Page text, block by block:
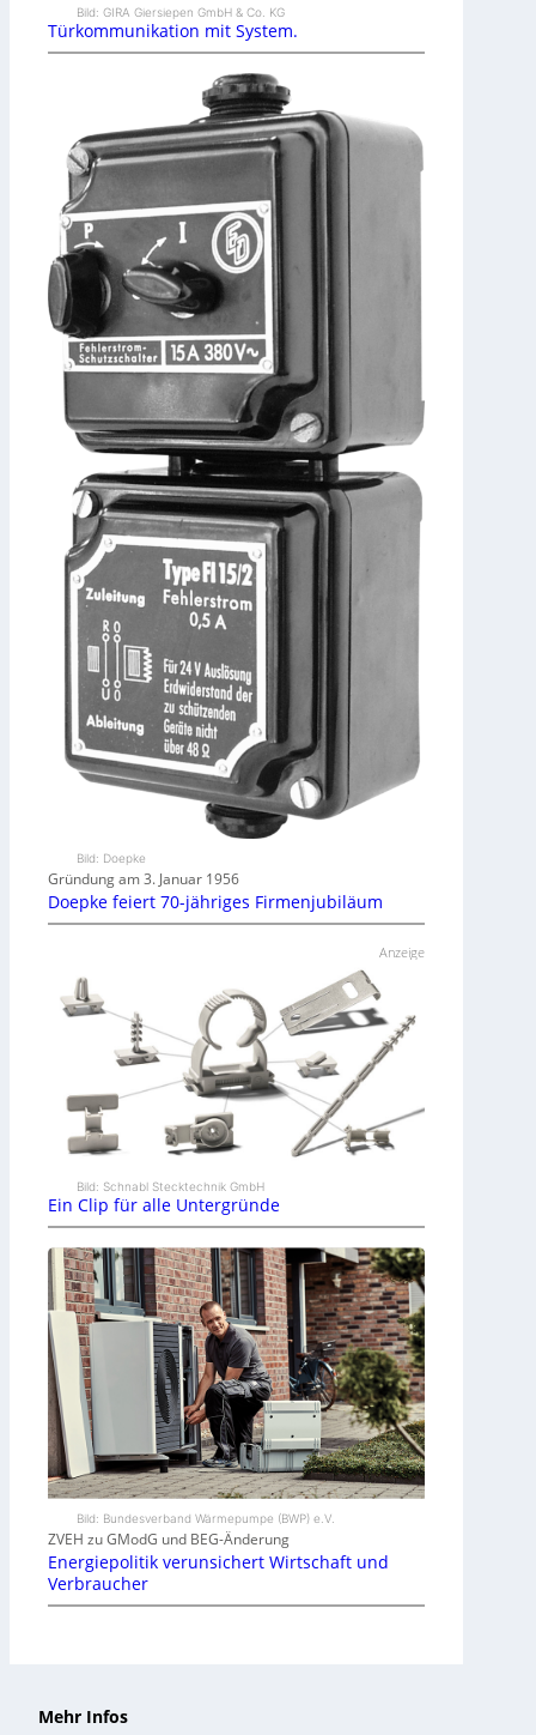
Bild: GIRA Giersiepen GmbH & Co. KG
Türkommunikation mit System.
Bild: Doepke
Gründung am 3. Januar 1956
Doepke feiert 70-jähriges Firmenjubiläum
Anzeige
Bild: Schnabl Stecktechnik GmbH
Ein Clip für alle Untergründe
Bild: Bundesverband Wärmepumpe (BWP) e.V.
ZVEH zu GModG und BEG-Änderung
Energiepolitik verunsichert Wirtschaft und
Verbraucher
Mehr Infos